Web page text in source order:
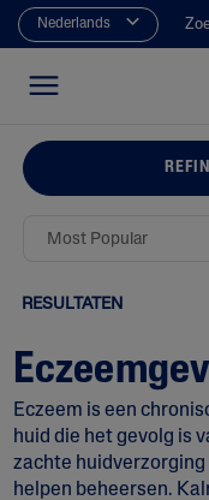
Nederlands
RESULTATEN
Eczeem is een
huid die het gevolg is
zachte
helpen beheersen.